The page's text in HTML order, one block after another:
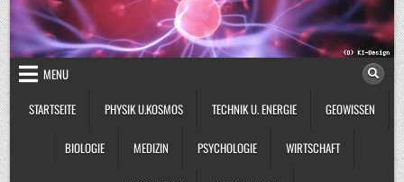
MENU
STARTSEITE
PHYSIK U.KOSMOS TECHNIK U. ENERGIE GEOWISSEN
BIOLOGIE MEDIZIN PSYCHOLOGIE WIRTSCHAFT